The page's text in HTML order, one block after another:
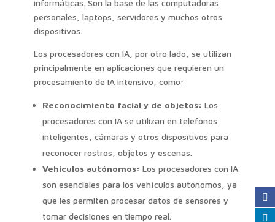
informáticas. Son la base de las computadoras
personales, laptops, servidores y muchos otros
dispositivos.
Los procesadores con IA, por otro lado, se utilizan
principalmente en aplicaciones que requieren un
procesamiento de IA intensivo, como:
Reconocimiento facial y de objetos: Los
procesadores con IA se utilizan en teléfonos
inteligentes, cámaras y otros dispositivos para
reconocer rostros, objetos y escenas.
Vehículos autónomos: Los procesadores con IA
son esenciales para los vehículos autónomos, ya
que les permiten procesar datos de sensores y
tomar decisiones en tiempo real.